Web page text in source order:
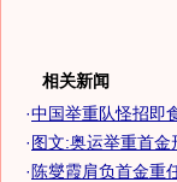
相关新闻
·中国举重队怪招即
·图文:奥运举重首
· 陈燮霞肩负首金重